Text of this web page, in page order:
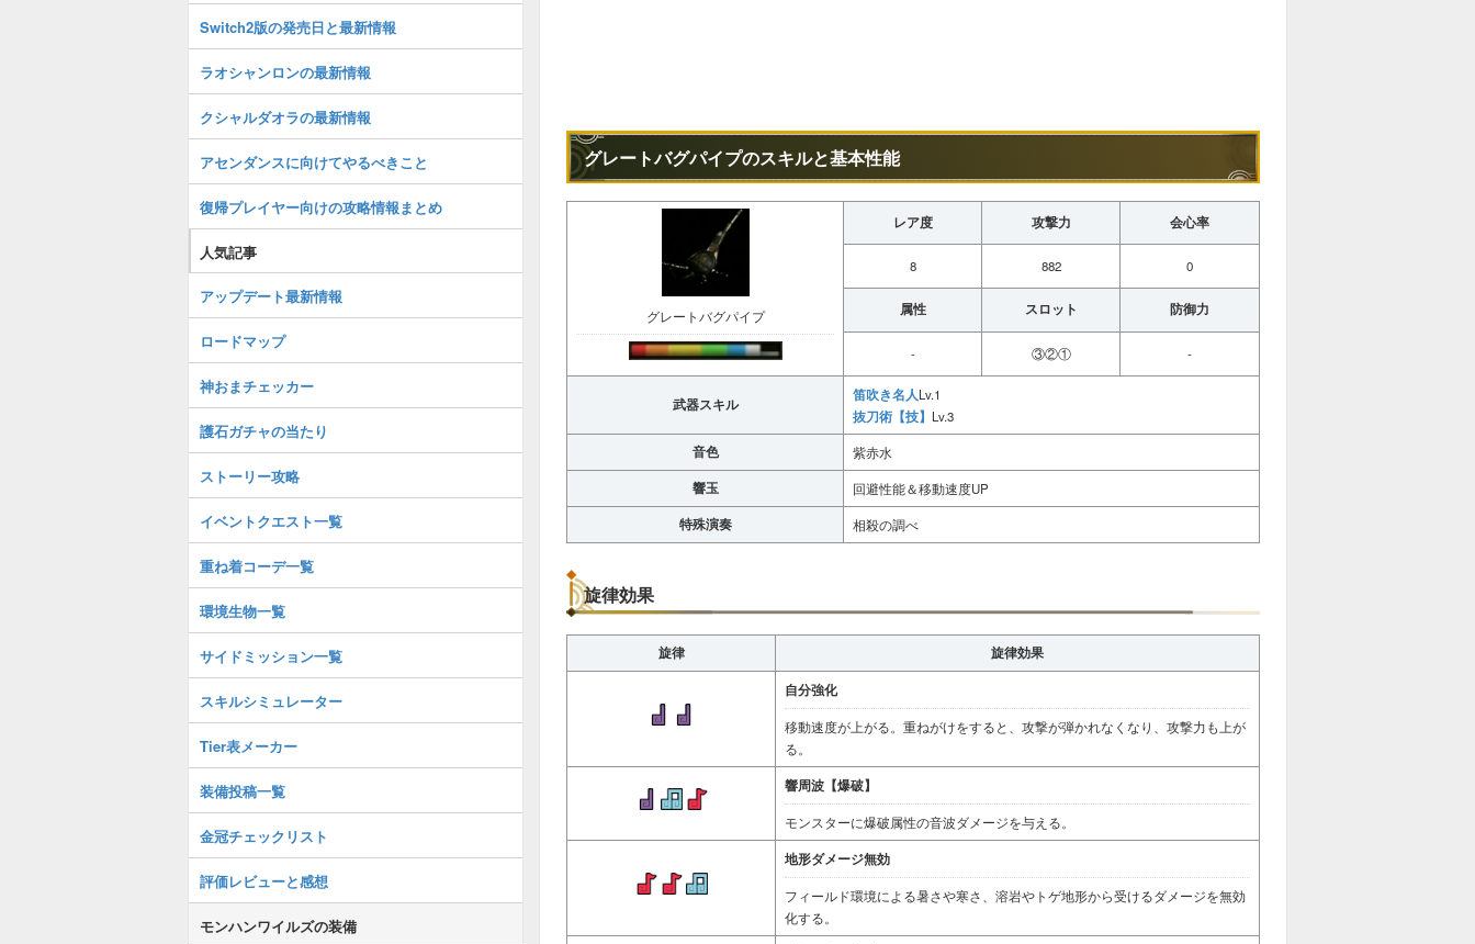
グレートバグパイプのスキルと基本性能
グレートバグパイプ
レア度 攻撃力 会心率
8 882 0
属性 スロット 防御力
- ③②① -
武器スキル
笛吹き名人Lv.1
抜刀術【技】 Lv.3
音色 紫赤水
響玉 回避性能＆移動速度UP
特殊演奏 相殺の調べ
旋律効果
旋律
旋律効果
自分強化
移動速度が上がる。重ねがけをすると、攻撃が弾かれなくなり、攻撃力も上が
る。
響周波【爆破】
モンスターに爆破属性の音波ダメージを与える。
地形ダメージ無効
フィールド環境による暑さや寒さ、溶岩やトゲ地形から受けるダメージを無効
化する。
Switch2版の発売日と最新情報
ラオシャンロンの最新情報
クシャルダオラの最新情報
アセンダンスに向けてやるべきこと
復帰プレイヤー向けの攻略情報まとめ
人気記事
アップデート最新情報
ロードマップ
神おまチェッカー
護石ガチャの当たり
ストーリー攻略
イベントクエスト一覧
重ね着コーデ一覧
環境生物一覧
サイドミッション一覧
スキルシミュレーター
Tier表メーカー
装備投稿一覧
金冠チェックリスト
評価レビューと感想
モンハンワイルズの装備